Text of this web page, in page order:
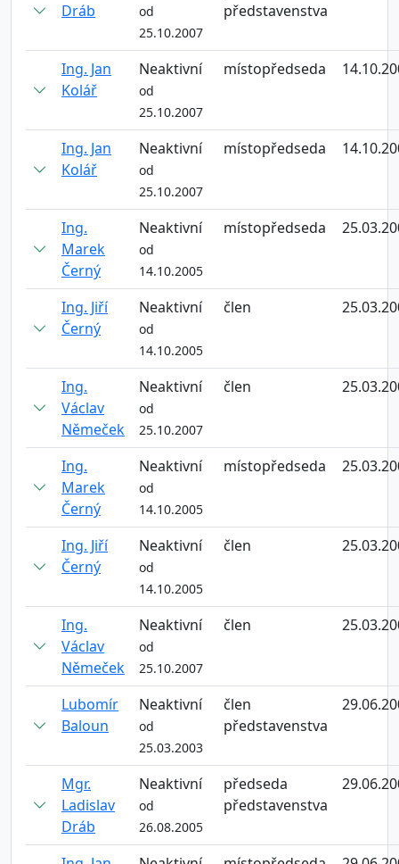
Dráb
od
25.10.2007
představenstva
Ing. Jan
Kolář
Neaktivní
od
25.10.2007
místopředseda
Ing. Jan
Kolář
Neaktivní
od
25.10.2007
místopředseda
Ing.
Marek
Černý
Neaktivní
od
14.10.2005
místopředseda
Ing. Jiří
Černý
Neaktivní
od
14.10.2005
člen
Ing.
Václav
Němeček
Neaktivní
od
25.10.2007
člen
Ing.
Marek
Černý
Neaktivní
od
14.10.2005
místopředseda
Ing. Jiří
Černý
Neaktivní
od
14.10.2005
člen
Ing.
Václav
Němeček
Neaktivní
od
25.10.2007
člen
Lubomír
Baloun
Neaktivní
od
25.03.2003
člen
představenstva
Mgr.
Ladislav
Dráb
Neaktivní
od
26.08.2005
předseda
představenstva